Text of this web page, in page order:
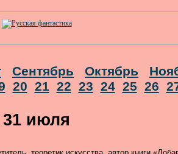
Сентябрь Октябрь
20 21 22 23 24 25 26
31 июля